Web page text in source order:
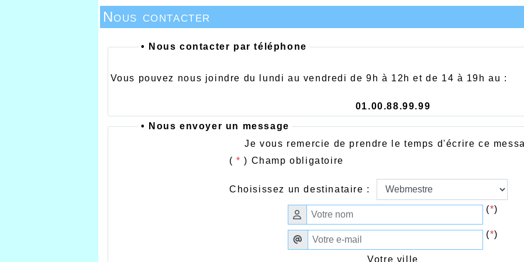
Nous contacter
• Nous contacter par téléphone
Vous pouvez nous joindre du lundi au vendredi de 9h à 12h et de 14 à 19h au :
01.00.88.99.99
• Nous envoyer un message
Je vous remercie de prendre le temps d'écrire ce
( *) Champ obligatoire
Choisissez un destinataire :
(*)
(*)
Votre ville